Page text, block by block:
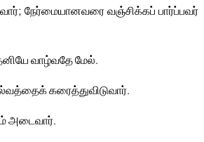
நேர்மையானவரை வஞ்சிக்கப் பார்ப்பவர்
வாழ்வதே மேல்.
கரைத்துவிடுவார்.
அடைவார்.